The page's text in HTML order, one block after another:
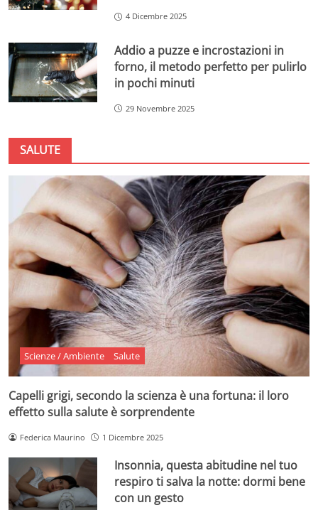
4 Dicembre 2025
Addio a puzze e incrostazioni in
forno, il metodo perfetto per pulirlo
in pochi minuti
29 Novembre 2025
SALUTE
Scienze / Ambiente Salute
Capelli grigi, secondo la scienza è una fortuna: il loro
effetto sulla salute è sorprendente
Federica Maurino 1 Dicembre 2025
Insonnia, questa abitudine nel tuo
respiro ti salva la notte: dormi bene
con un gesto